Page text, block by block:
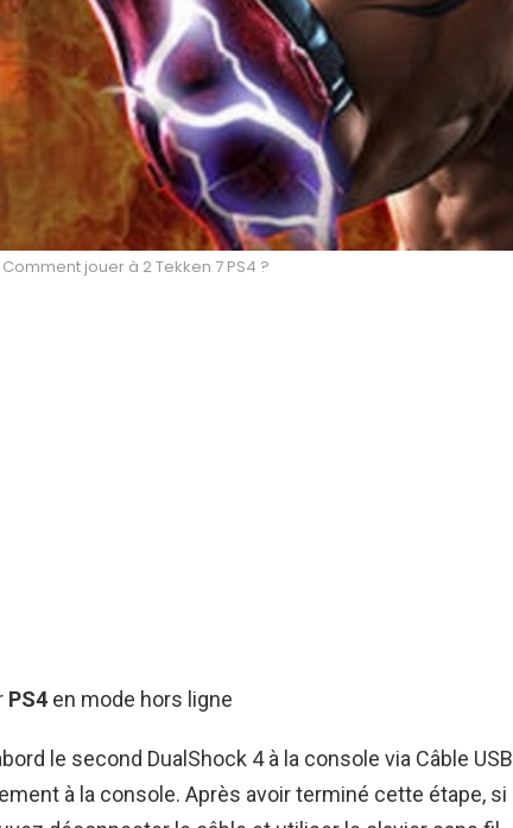
Comment jouer à 2 Tekken 7 PS4 ?
PS4 en mode hors ligne
le second DualShock 4 à la console via Câble USB
à la console. Après avoir terminé cette étape, si